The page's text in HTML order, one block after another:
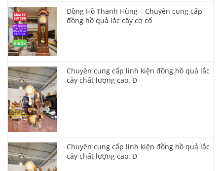
Đồng Hồ Thanh Hùng – Chuyên cung cấp
đồng hồ quả lắc cây cơ cổ
Chuyên cung cấp linh kiện đồng hồ quả lắc
cây chất lượng cao. Đ
Chuyên cung cấp linh kiện đồng hồ quả lắc
cây chất lượng cao. Đ